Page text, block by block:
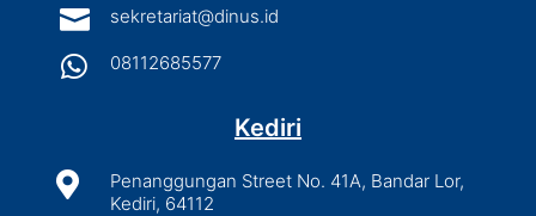
 sekretariat@dinus.id
 08112685577
Kediri

Penanggungan Street No. 41A, Bandar Lor,
Kediri, 64112